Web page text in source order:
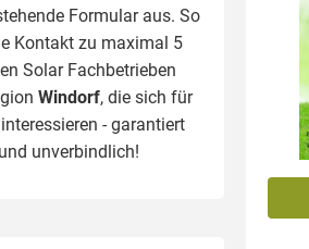
Formular aus. So
Kontakt zu maximal 5
Solar Fachbetrieben
Windorf, die sich für
- garantiert
unverbindlich!